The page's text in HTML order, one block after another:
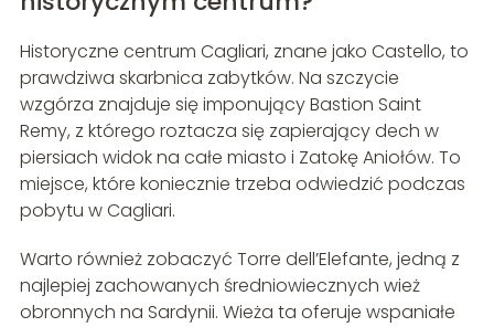
Historyczne centrum Cagliari, znane jako Castello, to
prawdziwa skarbnica zabytków. Na szczycie
wzgórza znajduje się imponujący Bastion Saint
Remy, z którego roztacza się zapierający dech w
piersiach widok na całe miasto i Zatokę Aniołów. To
miejsce, które koniecznie trzeba odwiedzić podczas
pobytu w Cagliari.
Warto również zobaczyć Torre dell’Elefante, jedną z
najlepiej zachowanych średniowiecznych wież
obronnych na Sardynii. Wieża ta oferuje wspaniałe